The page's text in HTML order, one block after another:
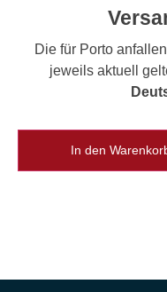
Die für Porto
jeweils aktuell
In den